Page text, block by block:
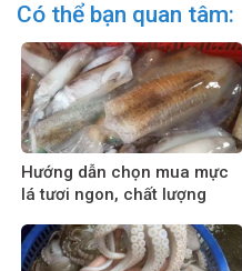
Có thể bạn quan tâm:
Hướng dẫn chọn mua mực
lá tươi ngon, chất lượng